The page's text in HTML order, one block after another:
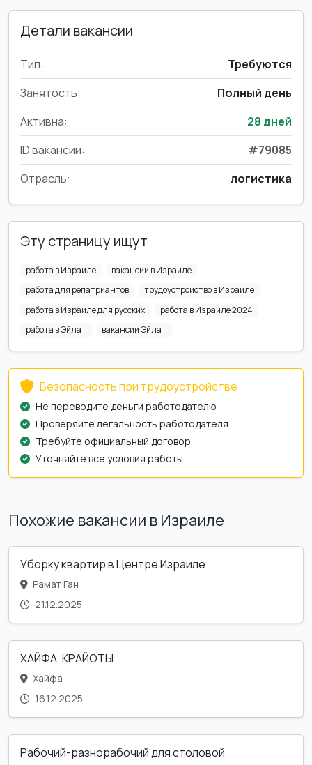
Детали вакансии
Тип:
Требуются
Занятость:
Полный день
Активна:
28 дней
ID вакансии:
#79085
Отрасль:
логистика
Эту страницу ищут
работа в Израиле
вакансии в Израиле
работа для репатриантов
трудоустройство в Израиле
работа в Израиле для русских
работа в Израиле 2024
работа в Эйлат
вакансии Эйлат
Безопасность при трудоустройстве
Не переводите деньги работодателю
Проверяйте легальность работодателя
Требуйте официальный договор
Уточняйте все условия работы
Похожие вакансии в Израиле
Уборку квартир в Центре Израиле
Рамат Ган
21.12.2025
ХАЙФА, КРАЙОТЫ
Хайфа
16.12.2025
Рабочий-разнорабочий для столовой